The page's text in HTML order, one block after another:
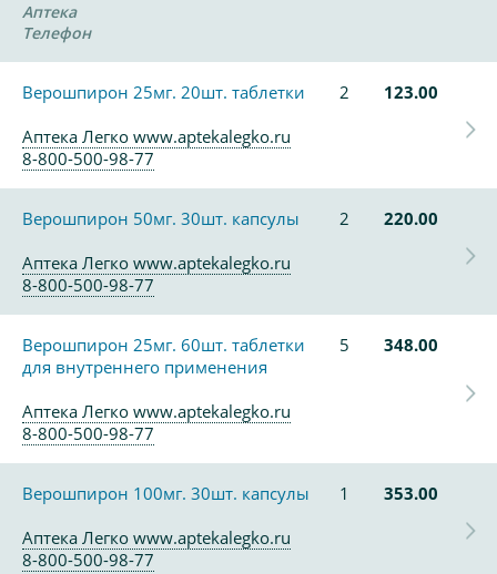
Аптека
Телефон
Верошпирон 25мг. 20шт. таблетки 2
123.00
Аптека Легко www.aptekalegko.ru
8-800-500-98-77
Верошпирон 50мг. 30шт. капсулы 2
220.00
Аптека Легко www.aptekalegko.ru
8-800-500-98-77
Верошпирон 25мг. 60шт. таблетки
для внутреннего применения
5 348.00
Аптека Легко www.aptekalegko.ru
8-800-500-98-77
Верошпирон 100мг. 30шт. капсулы 1
353.00
Аптека Легко www.aptekalegko.ru
8-800-500-98-77